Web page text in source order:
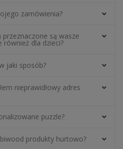
zamówienia?
są wasze
również dla dzieci?
jaki sposób?
nieprawidłowy adres
puzzle?
produkty hurtowo?